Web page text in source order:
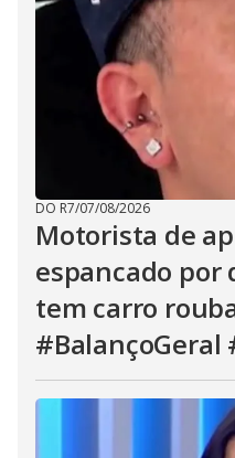
DO R7/07/08/2026
Motorista de
espancado por
tem carro
#BalançoGeral